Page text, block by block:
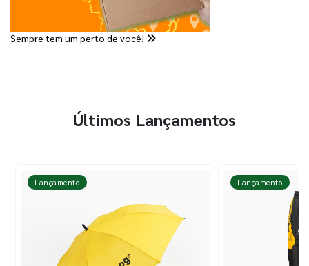
Sempre tem um perto de você!
Últimos Lançamentos
Lançamento Lançamento